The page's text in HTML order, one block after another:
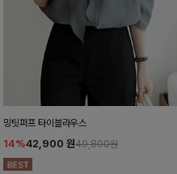
밍팃퍼프 타이블라우스
14%42,900 원49,800원